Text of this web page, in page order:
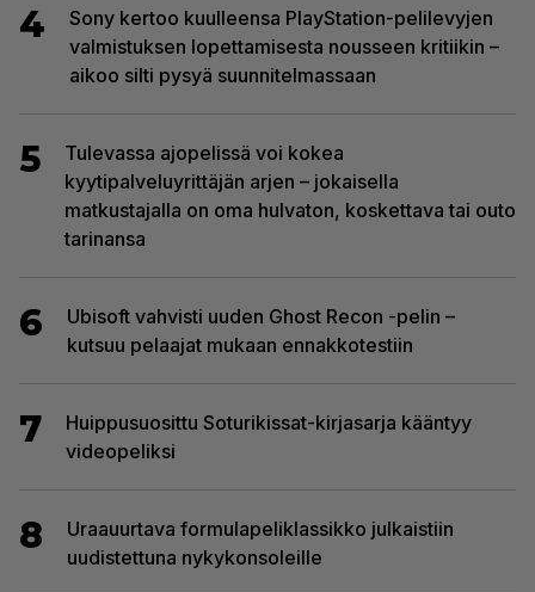
4
Sony kertoo kuulleensa PlayStation-pelilevyjen
valmistuksen lopettamisesta nousseen kritiikin –
aikoo silti pysyä suunnitelmassaan
5
Tulevassa ajopelissä voi kokea
kyytipalveluyrittäjän arjen – jokaisella
matkustajalla on oma hulvaton, koskettava tai outo
tarinansa
6
Ubisoft vahvisti uuden Ghost Recon -pelin –
kutsuu pelaajat mukaan ennakkotestiin
7
Huippusuosittu Soturikissat-kirjasarja kääntyy
videopeliksi
8
Uraauurtava formulapeliklassikko julkaistiin
uudistettuna nykykonsoleille